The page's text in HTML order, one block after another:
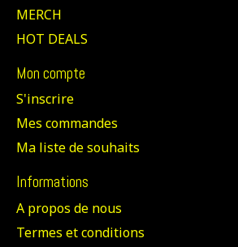
MERCH
HOT DEALS
Mon compte
S'inscrire
Mes commandes
Ma liste de souhaits
Informations
A propos de nous
Termes et conditions